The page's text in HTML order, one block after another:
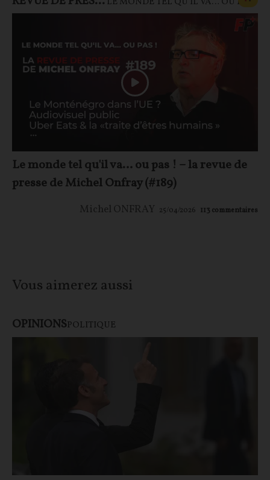
Le monde tel qu'il va… ou pas ! – la revue de
presse de Michel Onfray (#189)
Michel ONFRAY 25/04/2026 113 commentaires
Vous aimerez aussi
OPINIONSPOLITIQUE